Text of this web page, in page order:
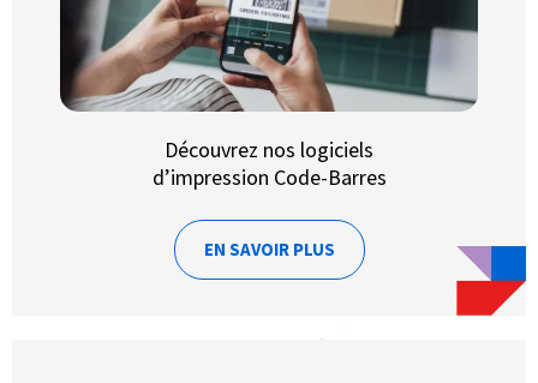
Découvrez nos logiciels
d’impression Code-Barres
EN SAVOIR PLUS